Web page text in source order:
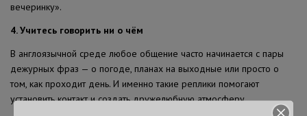
вечеринку».
4. Учитесь говорить ни о чём
В англоязычной среде любое общение часто начинается с пары
дежурных фраз — о погоде, планах на выходные или просто о
том, как проходит день. И именно такие реплики помогают
установить контакт и создать дружелюбную атмосферу.